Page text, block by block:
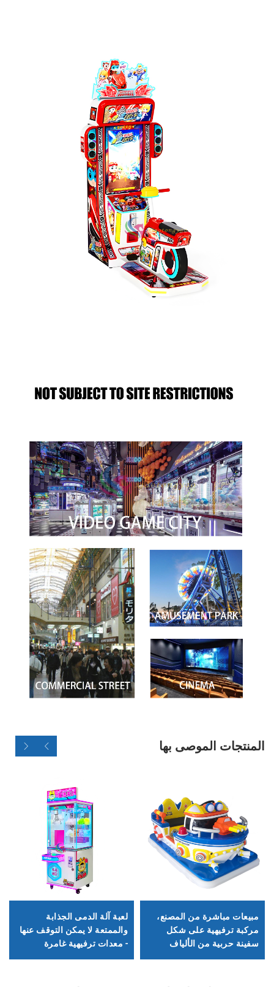
المنتجات الموصى بها
مبيعات مباشرة من المصنع،
مركبة ترفيهية على شكل
سفينة حربية من الألياف
لعبة آلة الدمى الجذابة
والممتعة لا يمكن التوقف عنها
- معدات ترفيهية غامرة